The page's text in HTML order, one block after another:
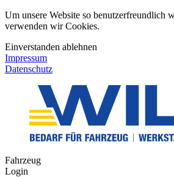
Um unsere Website so benutzerfreundlich
verwenden wir Cookies.
Einverstanden ablehnen
Impressum
Datenschutz
Fahrzeug
Login